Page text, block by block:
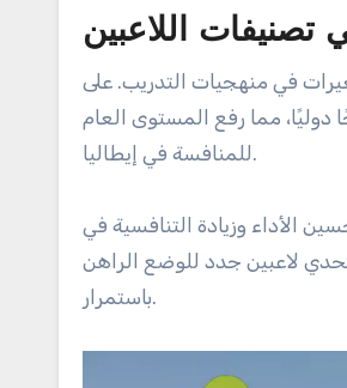
تصنيفات اللاعبين
في منهجيات التدريب. على
دوليًا، مما رفع المستوى العام
للمنافسة في إيطاليا.
الأداء وزيادة التنافسية في
لاعبين جدد للوضع الراهن
باستمرار.